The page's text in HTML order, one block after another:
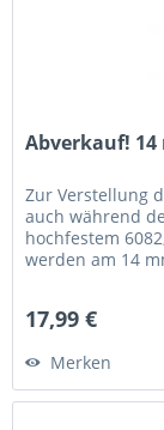
Abverkauf!
Zur Verstellung
auch während
hochfestem
werden am 14
17,99 €
Merken